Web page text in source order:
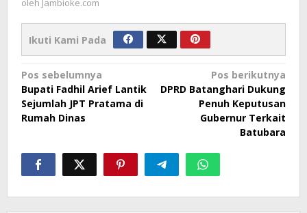
oleh Jambioke.com
Ikuti Kami Pada
Navigasi
pos
Pos sebelumnya
Bupati Fadhil Arief Lantik
Sejumlah JPT Pratama di
Rumah Dinas
Pos berikutnya
DPRD Batanghari Dukung
Penuh Keputusan
Gubernur Terkait
Batubara